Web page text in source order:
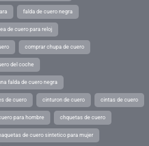
falda de cuero negra
de cuero para reloj
comprar chupa de cuero
del coche
falda de cuero negra
de cuero cinturon de cuero cintas de cuero
para hombre chquetas de cuero
de cuero sintetico para mujer